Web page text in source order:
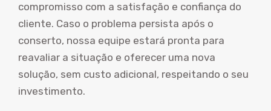
compromisso com a satisfação e confiança do
cliente. Caso o problema persista após o
conserto, nossa equipe estará pronta para
reavaliar a situação e oferecer uma nova
solução, sem custo adicional, respeitando o seu
investimento.